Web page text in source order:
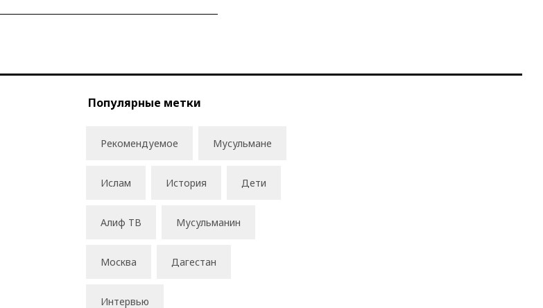
Популярные метки
Рекомендуемое Мусульмане
Ислам История Дети
Алиф ТВ Мусульманин
Москва Дагестан
Интервью